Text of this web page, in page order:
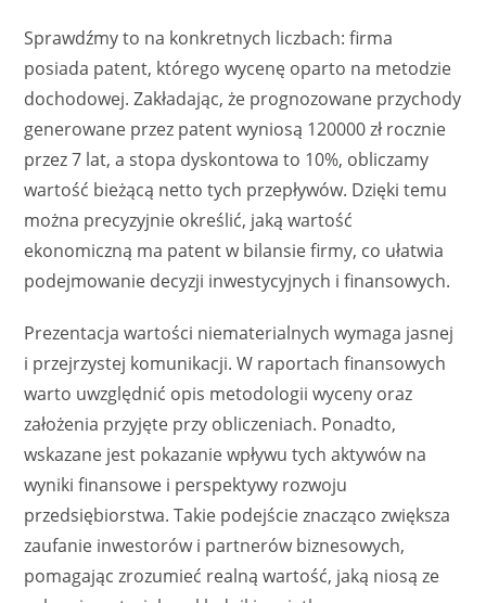
Sprawdźmy to na konkretnych liczbach: firma
posiada patent, którego wycenę oparto na metodzie
dochodowej. Zakładając, że prognozowane przychody
generowane przez patent wyniosą 120000 zł rocznie
przez 7 lat, a stopa dyskontowa to 10%, obliczamy
wartość bieżącą netto tych przepływów. Dzięki temu
można precyzyjnie określić, jaką wartość
ekonomiczną ma patent w bilansie firmy, co ułatwia
podejmowanie decyzji inwestycyjnych i finansowych.
Prezentacja wartości niematerialnych wymaga jasnej
i przejrzystej komunikacji. W raportach finansowych
warto uwzględnić opis metodologii wyceny oraz
założenia przyjęte przy obliczeniach. Ponadto,
wskazane jest pokazanie wpływu tych aktywów na
wyniki finansowe i perspektywy rozwoju
przedsiębiorstwa. Takie podejście znacząco zwiększa
zaufanie inwestorów i partnerów biznesowych,
pomagając zrozumieć realną wartość, jaką niosą ze